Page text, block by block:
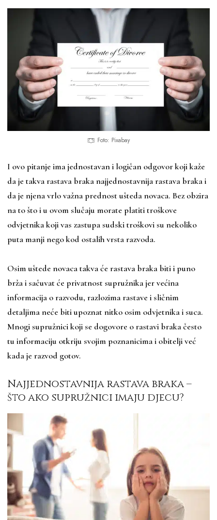
Foto: Pixabay
I ovo pitanje ima jednostavan i logičan odgovor koji kaže
da je takva rastava braka najjednostavnija rastava braka i
da je njena vrlo važna prednost ušteda novaca. Bez obzira
na to što i u ovom slučaju morate platiti troškove
odvjetnika koji vas zastupa sudski troškovi su nekoliko
puta manji nego kod ostalih vrsta razvoda.
Osim uštede novaca takva će rastava braka biti i puno
brža i sačuvat će privatnost supružnika jer većina
informacija o razvodu, razlozima rastave i sličnim
detaljima neće biti upoznat nitko osim odvjetnika i suca.
Mnogi supružnici koji se dogovore o rastavi braka često
tu informaciju otkriju svojim poznanicima i obitelji već
kada je razvod gotov.
Najjednostavnija rastava braka –
što ako supružnici imaju djecu?